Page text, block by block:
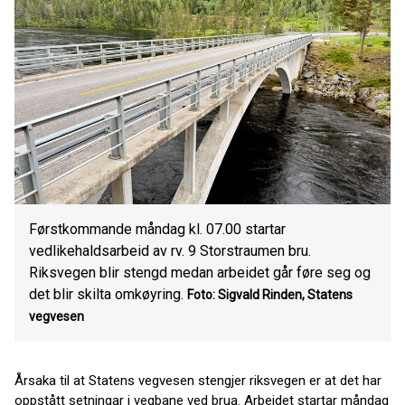
Førstkommande måndag kl. 07.00 startar
vedlikehaldsarbeid av rv. 9 Storstraumen bru.
Riksvegen blir stengd medan arbeidet går føre seg og
det blir skilta omkøyring. Foto: Sigvald Rinden, Statens
vegvesen
Årsaka til at Statens vegvesen stengjer riksvegen er at det har
oppstått setningar i vegbane ved brua. Arbeidet startar måndag